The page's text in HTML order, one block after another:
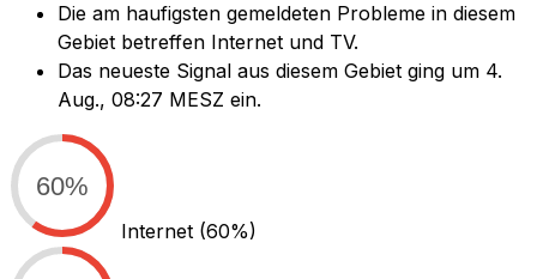
Die am haufigsten gemeldeten Probleme in diesem
Gebiet betreffen Internet und TV.
Das neueste Signal aus diesem Gebiet ging um 4.
Aug., 08:27 MESZ ein.
60%
Internet (60%)